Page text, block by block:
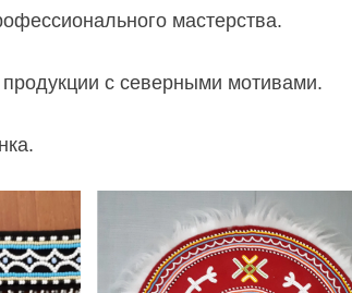
мастерства.
с северными мотивами.